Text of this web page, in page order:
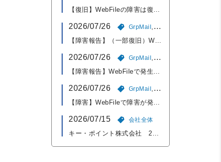
2026/07/26 GrpMail WebFile
2026/07/26 GrpMail WebFile
2026/07/26 GrpMail WebFile
2026/07/15 会社全体